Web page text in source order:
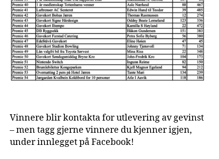
Vinnere blir kontakta for utlevering av gevinst
– men tagg gjerne vinnere du kjenner igjen,
under innlegget på Facebook!